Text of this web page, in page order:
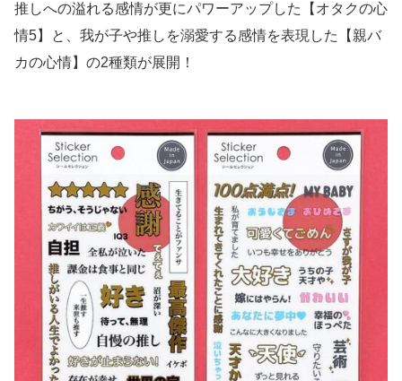
推しへの溢れる感情が更にパワーアップした【オタクの心
情5】と、我が子や推しを溺愛する感情を表現した【親バ
カの心情】の2種類が展開！